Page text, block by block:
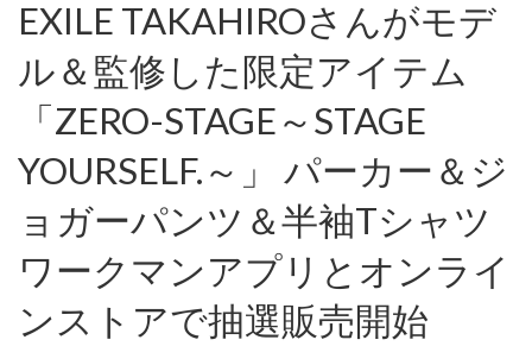
EXILE TAKAHIROさんがモデ
ル＆監修した限定アイテム
「ZERO-STAGE～STAGE
YOURSELF.～」 パーカー＆ジ
ョガーパンツ＆半袖Tシャツ
ワークマンアプリとオンライ
ンストアで抽選販売開始